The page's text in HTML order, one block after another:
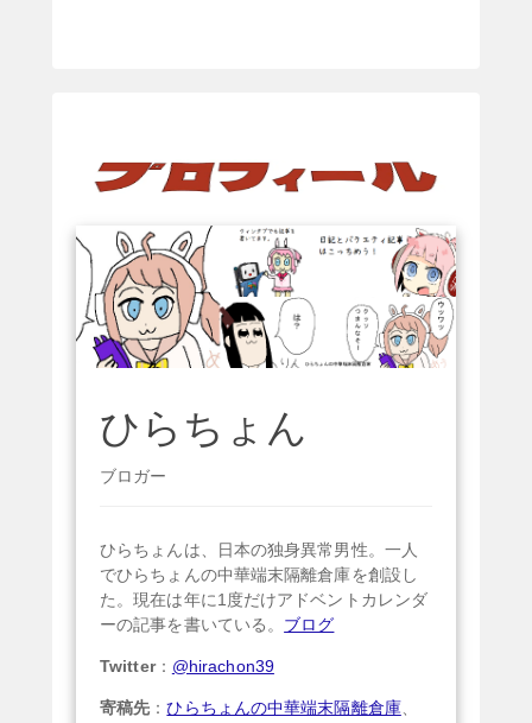
ひらちょん
ブロガー
ひらちょんは、日本の独身異常男性。一人
でひらちょんの中華端末隔離倉庫を創設し
た。現在は年に1度だけアドベントカレンダ
ーの記事を書いている。 ブログ
Twitter： @hirachon39
寄稿先 ：ひらちょんの中華端末隔離倉庫、